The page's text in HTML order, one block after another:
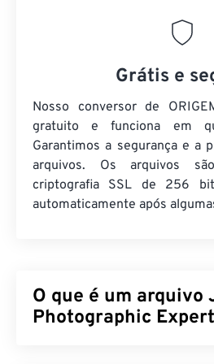
Grátis e
Nosso conversor de
gratuito e funciona em
Garantimos a segurança e a
arquivos. Os arquivos
criptografia SSL de 256
automaticamente após
O que é um arquivo
Photographic